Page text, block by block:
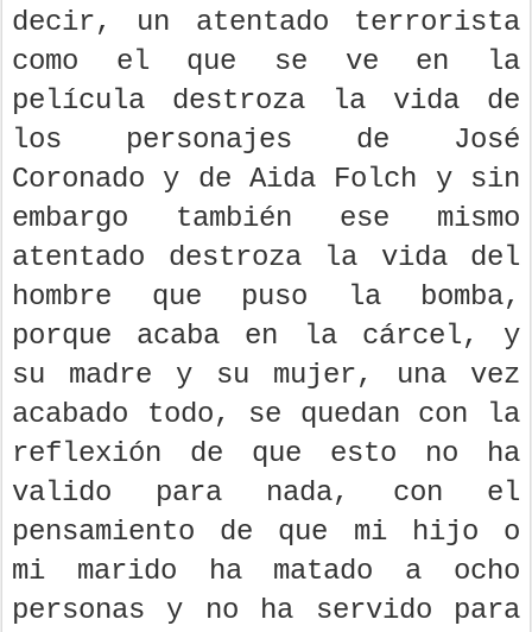
decir, un atentado terrorista
como el que se ve en la
película destroza la vida de
los personajes de José
Coronado y de Aida Folch y sin
embargo también ese mismo
atentado destroza la vida del
hombre que puso la bomba,
porque acaba en la cárcel, y
su madre y su mujer, una vez
acabado todo, se quedan con la
reflexión de que esto no ha
valido para nada, con el
pensamiento de que mi hijo o
mi marido ha matado a ocho
personas y no ha servido para